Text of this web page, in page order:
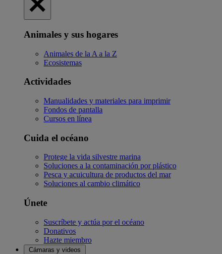
Animales y sus hogares
Animales de la A a la Z
Ecosistemas
Actividades
Manualidades y materiales para imprimir
Fondos de pantalla
Cursos en línea
Cuida el océano
Protege la vida silvestre marina
Soluciones a la contaminación por plástico
Pesca y acuicultura de productos del mar
Soluciones al cambio climático
Únete
Suscríbete y actúa por el océano
Donativos
Hazte miembro
Cámaras y videos